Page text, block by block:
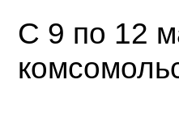
С 9 по 12